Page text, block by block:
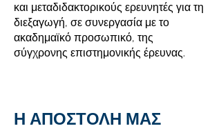
και μεταδιδακτορικούς ερευνητές για τη
διεξαγωγή, σε συνεργασία με το
ακαδημαϊκό προσωπικό, της
σύγχρονης επιστημονικής έρευνας.
Η ΑΠΟΣΤΟΛΗ ΜΑΣ